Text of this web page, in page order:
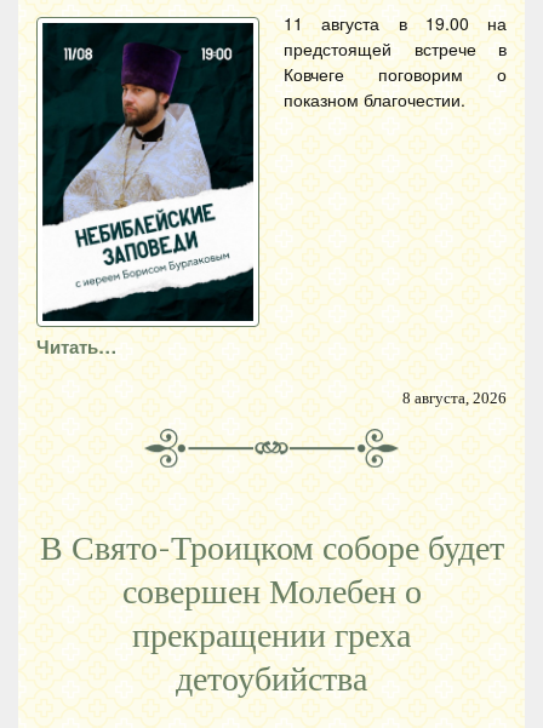
11 августа в 19.00 на
предстоящей встрече в
Ковчеге поговорим о
показном благочестии.
Читать…
8 августа, 2026
В Свято-Троицком соборе будет
совершен Молебен о
прекращении греха
детоубийства